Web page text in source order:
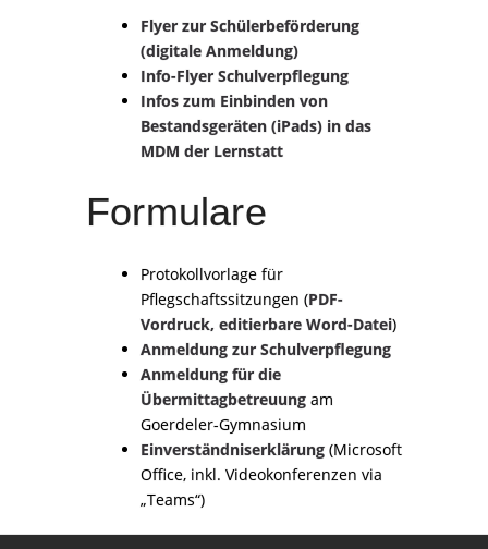
Flyer zur Schülerbeförderung
(digitale Anmeldung)
Info-Flyer Schulverpflegung
Infos zum Einbinden von
Bestandsgeräten (iPads) in das
MDM der Lernstatt
Formulare
Protokollvorlage für
Pflegschaftssitzungen (PDF-
Vordruck, editierbare Word-Datei)
Anmeldung zur Schulverpflegung
Anmeldung für die
Übermittagbetreuung am
Goerdeler-Gymnasium
Einverständniserklärung (Microsoft
Office, inkl. Videokonferenzen via
„Teams“)